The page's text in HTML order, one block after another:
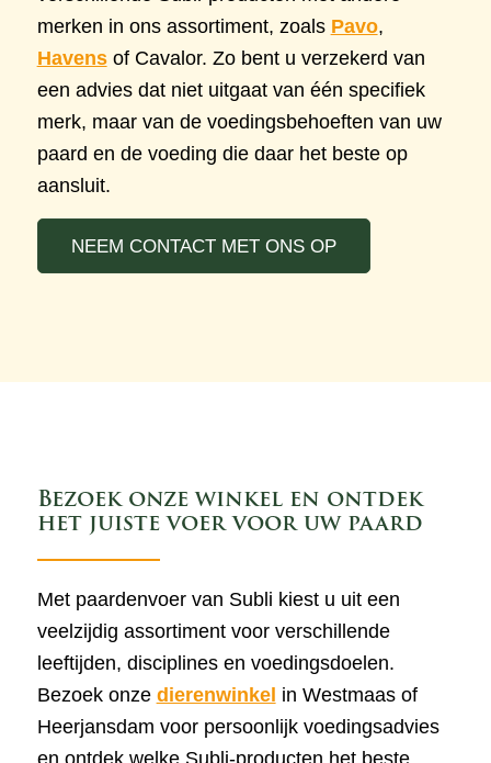
merken in ons assortiment, zoals Pavo,
Havens of Cavalor. Zo bent u verzekerd van
een advies dat niet uitgaat van één specifiek
merk, maar van de voedingsbehoeften van uw
paard en de voeding die daar het beste op
aansluit.
NEEM CONTACT MET ONS OP
Bezoek onze winkel en ontdek
het juiste voer voor uw paard
Met paardenvoer van Subli kiest u uit een
veelzijdig assortiment voor verschillende
leeftijden, disciplines en voedingsdoelen.
Bezoek onze dierenwinkel in Westmaas of
Heerjansdam voor persoonlijk voedingsadvies